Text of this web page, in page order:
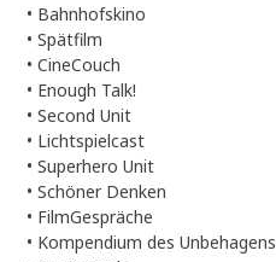
• Bahnhofskino
•Spätfilm
•CineCouch
• Enough Talk!
•Second Unit
• Lichtspielcast
•Superhero Unit
•Schöner Denken
• FilmGespräche
• Kompendium des Unbehagens